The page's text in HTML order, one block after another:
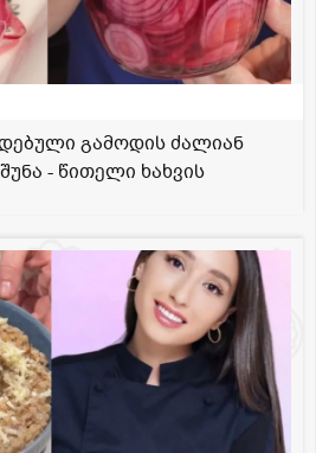
გამოდის ძალიან
- წითელი ხახვის